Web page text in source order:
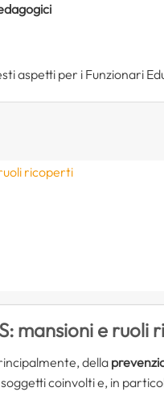
aspetti per i Funzionari
ricoperti
mansioni e ruoli
della
coinvolti e, in